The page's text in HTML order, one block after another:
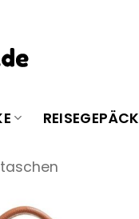
REISEGEPÄCK